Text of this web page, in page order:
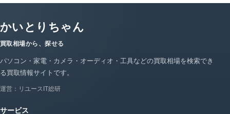
かいとりちゃん
買取相場から、探せる
パソコン・家電・カメラ・オーディオ・工具などの買取相場を検索でき
る買取情報サイトです。
運営：リユースIT総研
サービス